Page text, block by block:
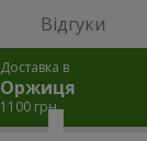
Відгуки
Доставка в
Оржиця
1100 грн